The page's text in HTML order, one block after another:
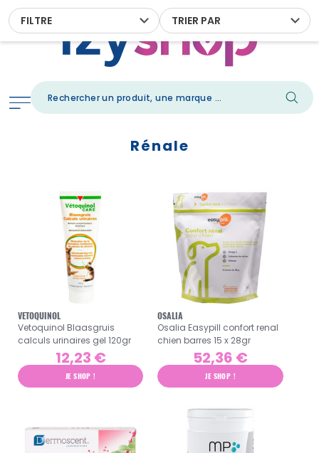
TRIER PAR
FILTRE
Rénale
VETOQUINOL
Vetoquinol Blaasgruis
calculs urinaires gel 120gr
12,23 €
JE SHOP !
OSALIA
Osalia Easypill confort renal
chien barres 15 x 28gr
52,36 €
JE SHOP !